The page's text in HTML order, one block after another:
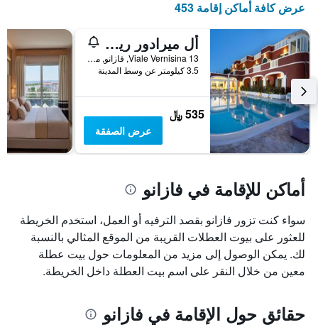
الذي
أيام
الأسبوع.
يتضمن
المخطط
التالي
1
محور
Y
الذي
سعر
غرفة
عرض كافة أماكن إقامة 453
أل ميرادور ريزورت
Viale Vernisina 13, فازانو, مقاطعة برينديزي, إيطاليا
3.5 كيلومتر عن وسط المدينة
535 ﷼
عرض الصفقة
أماكن للإقامة في فازانو
سواء كنت تزور فازانو بقصد الترفيه أو العمل، استخدم الخريطة
للعثور على بيوت العطلات القريبة من الموقع المثالي بالنسبة
لك. يمكن الوصول إلى مزيد من المعلومات حول بيت عطلة
معين من خلال النقر على اسم بيت العطلة داخل الخريطة.
حقائق حول الإقامة في فازانو